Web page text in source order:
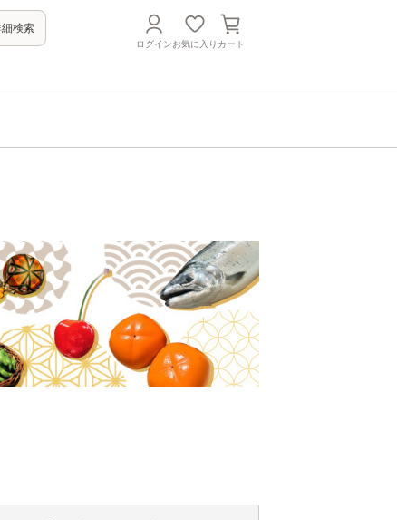
検索
ログインお気に入り カート